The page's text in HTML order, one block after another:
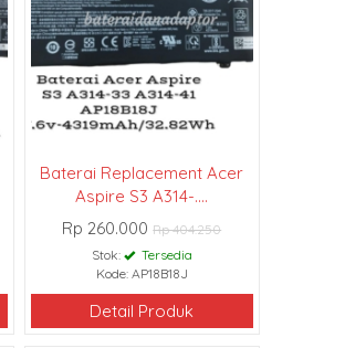
Baterai Replacement Acer
Aspire S3 A314-....
Rp 260.000Rp 404.250
Stok:
Tersedia
Kode: AP18B18J
Detail Produk